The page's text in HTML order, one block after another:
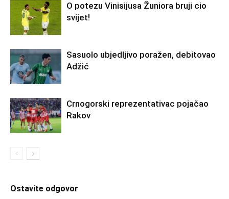
O potezu Vinisijusa Žuniora bruji cio
svijet!
Sasuolo ubjedljivo poražen, debitovao
Adžić
Crnogorski reprezentativac pojačao
Rakov
Ostavite odgovor